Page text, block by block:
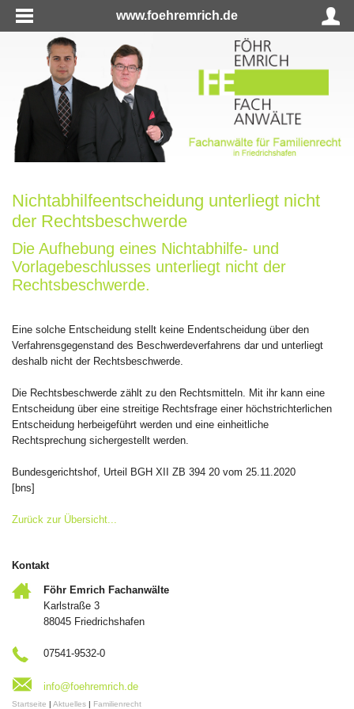
www.foehremrich.de
Nichtabhilfeentscheidung unterliegt nicht
der Rechtsbeschwerde
Die Aufhebung eines Nichtabhilfe- und
Vorlagebeschlusses unterliegt nicht der
Rechtsbeschwerde.
Eine solche Entscheidung stellt keine Endentscheidung über den
Verfahrensgegenstand des Beschwerdeverfahrens dar und unterliegt
deshalb nicht der Rechtsbeschwerde.
Die Rechtsbeschwerde zählt zu den Rechtsmitteln. Mit ihr kann eine
Entscheidung über eine streitige Rechtsfrage einer höchstrichterlichen
Entscheidung herbeigeführt werden und eine einheitliche
Rechtsprechung sichergestellt werden.
Bundesgerichtshof, Urteil BGH XII ZB 394 20 vom 25.11.2020
[bns]
Zurück zur Übersicht...
Kontakt
Föhr Emrich Fachanwälte
Karlstraße 3
88045 Friedrichshafen
07541-9532-0
info@foehremrich.de
Startseite | Aktuelles | Familienrecht